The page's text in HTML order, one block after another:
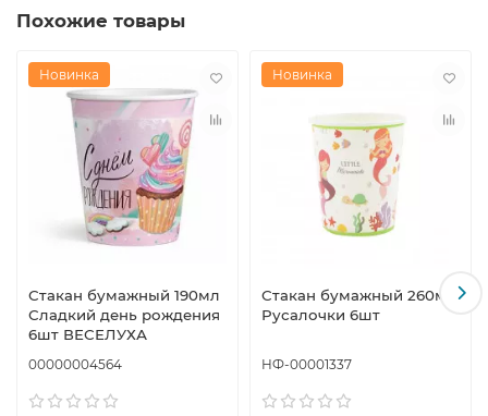
Похожие товары
Новинка
Стакан бумажный 190мл
Сладкий день рождения
6шт ВЕСЕЛУХА
00000004564
Новинка
Стакан бумажный 260мл
Русалочки 6шт
НФ-00001337